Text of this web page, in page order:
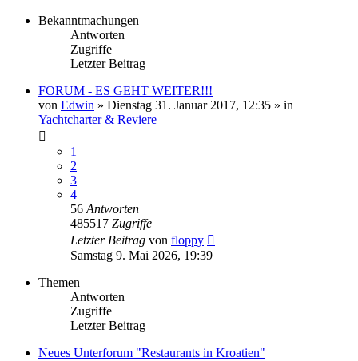
Bekanntmachungen
Antworten
Zugriffe
Letzter Beitrag
FORUM - ES GEHT WEITER!!!
von Edwin » Dienstag 31. Januar 2017, 12:35 » in
Yachtcharter & Reviere
1
2
3
4
56 Antworten
485517 Zugriffe
Letzter Beitrag von floppy
Samstag 9. Mai 2026, 19:39
Themen
Antworten
Zugriffe
Letzter Beitrag
Neues Unterforum "Restaurants in Kroatien"